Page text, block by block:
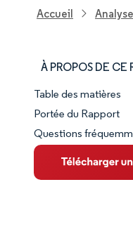
Accueil
À PROPOS DE CE
Aperçu du marché
VUE
Principales
Table des matières
Portée du Rapport
Questions